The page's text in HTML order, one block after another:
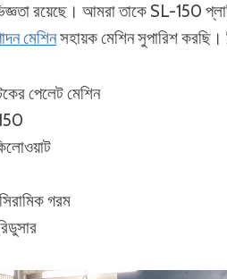
রয়েছে। আমরা তাকে SL-150
মেশিনসহায়ক মেশিন সুপারিশ করছি।
পেলেট মেশিন
গরম